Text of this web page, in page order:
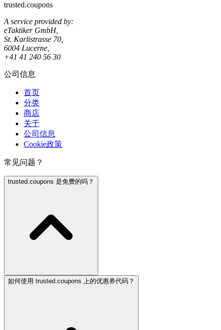
trusted.coupons
A service provided by:
eTaktiker GmbH,
St. Karlistrasse 70,
6004 Lucerne,
+41 41 240 56 30
公司信息
首页
分类
商店
关于
公司信息
Cookie政策
常见问题？
trusted.coupons 是免费的吗？
如何使用 trusted.coupons 上的优惠券代码？